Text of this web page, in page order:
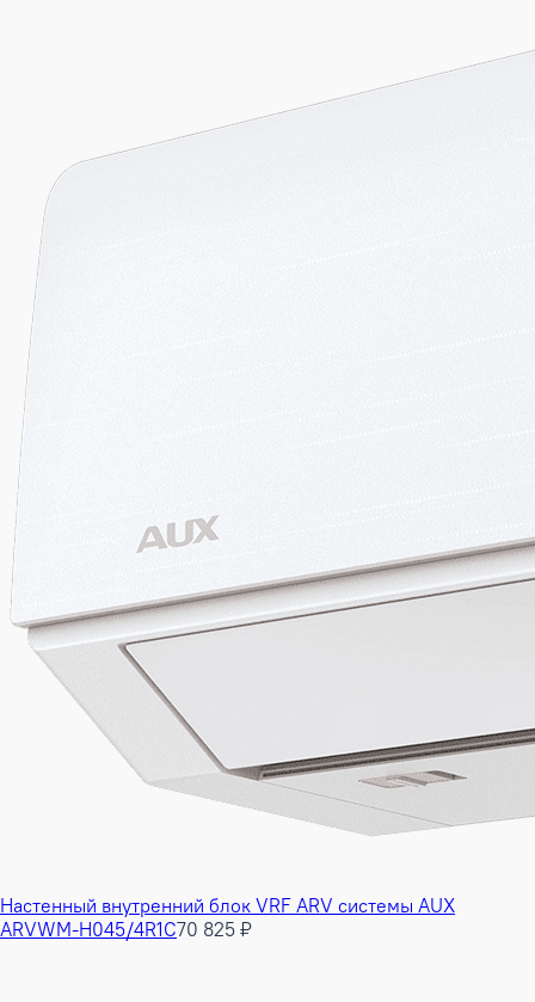
Настенный внутренний блок VRF ARV системы AUX
ARVWM-H045/4R1C70 825 ₽